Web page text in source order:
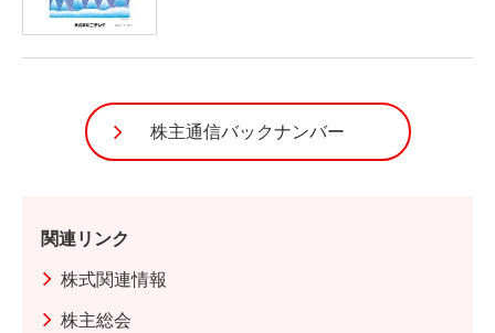
株主通信バックナンバー
関連リンク
株式関連情報
株主総会